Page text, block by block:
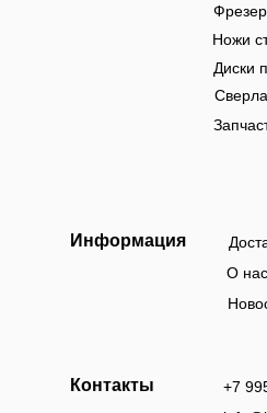
Информация
Контакты
+7
Ножи
Диски
О нас